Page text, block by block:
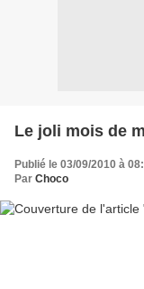
Le joli mois de
Publié le 03/09/2010 à
Par Choco